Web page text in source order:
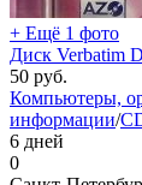
+ Ещё 1 фото
Диск Verbatim
50 руб.
Компьютеры,
информации/
6 дней
0